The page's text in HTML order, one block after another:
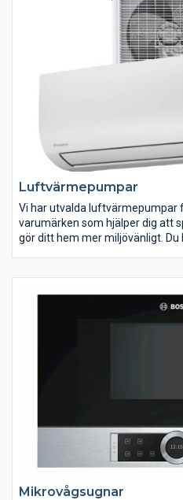
dina matvanor styra över hur
Luftvärmepumpar
Vi har utvalda luftvärmepumpar
varumärken som hjälper dig att
gör ditt hem mer miljövänligt.
inomhusmiljö genom att aktivt
Tänk på att luftvärmepumpar
Mikrovågsugnar